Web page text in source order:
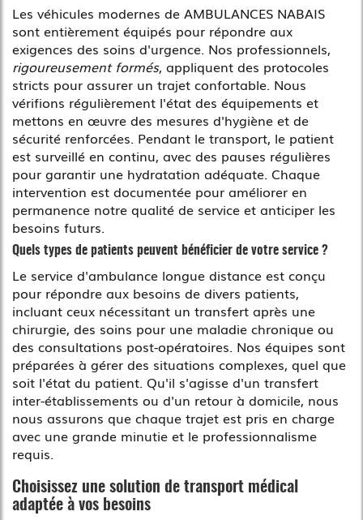
Les véhicules modernes de AMBULANCES NABAIS
sont entièrement équipés pour répondre aux
exigences des soins d'urgence. Nos professionnels,
rigoureusement formés, appliquent des protocoles
stricts pour assurer un trajet confortable. Nous
vérifions régulièrement l'état des équipements et
mettons en œuvre des mesures d'hygiène et de
sécurité renforcées. Pendant le transport, le patient
est surveillé en continu, avec des pauses régulières
pour garantir une hydratation adéquate. Chaque
intervention est documentée pour améliorer en
permanence notre qualité de service et anticiper les
besoins futurs.
Quels types de patients peuvent bénéficier de votre service ?
Le service d'ambulance longue distance est conçu
pour répondre aux besoins de divers patients,
incluant ceux nécessitant un transfert après une
chirurgie, des soins pour une maladie chronique ou
des consultations post-opératoires. Nos équipes sont
préparées à gérer des situations complexes, quel que
soit l'état du patient. Qu'il s'agisse d'un transfert
inter-établissements ou d'un retour à domicile, nous
nous assurons que chaque trajet est pris en charge
avec une grande minutie et le professionnalisme
requis.
Choisissez une solution de transport médical
adaptée à vos besoins